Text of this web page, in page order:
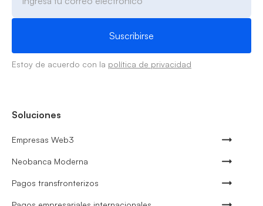
Estoy de acuerdo con la política de privacidad
Soluciones
Empresas Web3
Neobanca Moderna
Pagos transfronterizos